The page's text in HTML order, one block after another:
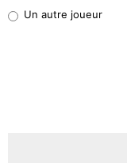
9%
Un autre joueur